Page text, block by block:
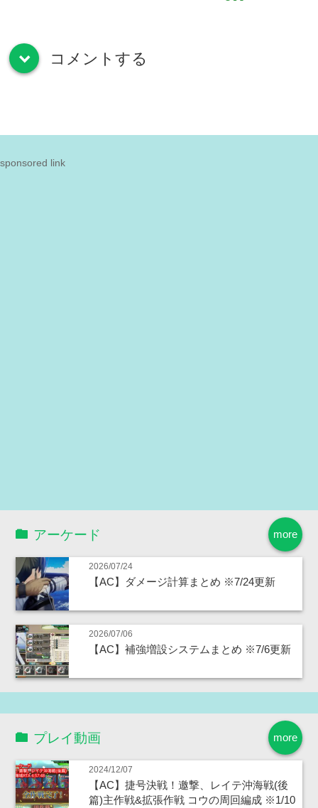
down コメントする
sponsored link
more
アーケード
2026/07/24
【AC】ダメージ計算まとめ ※7/24更新
2026/07/06
【AC】補強増設システムまとめ ※7/6更新
more
プレイ動画
2024/12/07
【AC】捷号決戦！邀撃、レイテ沖海戦(後
篇)主作戦&拡張作戦 コウの周回編成 ※1/10